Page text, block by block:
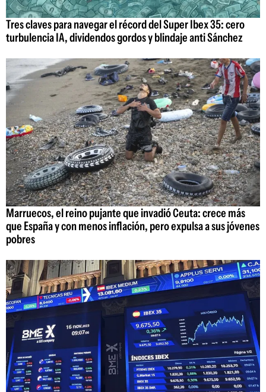
Tres claves para navegar el récord del Super Ibex 35: cero
turbulencia IA, dividendos gordos y blindaje anti Sánchez
Marruecos, el reino pujante que invadió Ceuta: crece más
que España y con menos inflación, pero expulsa a sus jóvenes
pobres